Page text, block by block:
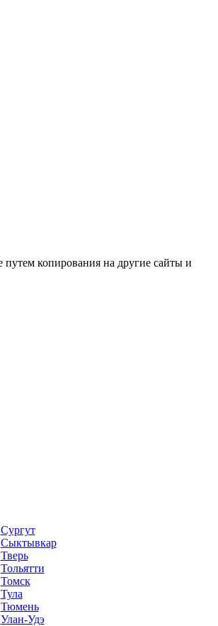
путем копирования на другие сайты и
Сургут
Сыктывкар
Тверь
Тольятти
Томск
Тула
Тюмень
Улан-Удэ